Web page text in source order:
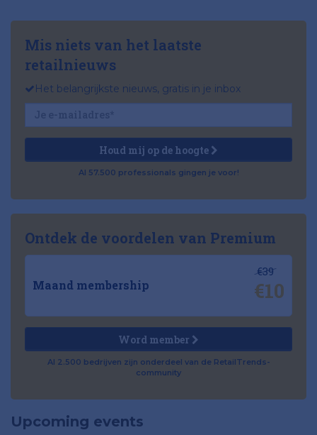
Mis niets van het laatste
retailnieuws
Het belangrijkste nieuws, gratis in je inbox
Houd mij op de hoogte
Al 57.500 professionals gingen je voor!
Ontdek de voordelen van Premium
Maand membership
€39
€10
Word member
Al 2.500 bedrijven zijn onderdeel van de RetailTrends-
community
Upcoming events